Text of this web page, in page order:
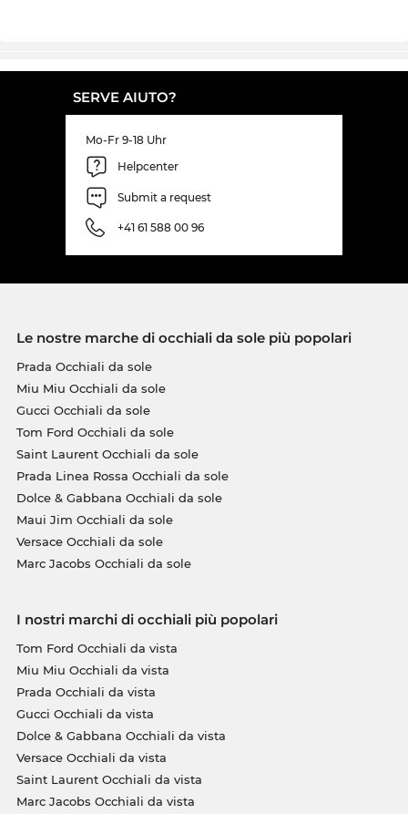
SERVE AIUTO?
Mo-Fr 9-18 Uhr
Helpcenter
Submit a request
+41 61 588 00 96
Le nostre marche di occhiali da sole più popolari
Prada Occhiali da sole
Miu Miu Occhiali da sole
Gucci Occhiali da sole
Tom Ford Occhiali da sole
Saint Laurent Occhiali da sole
Prada Linea Rossa Occhiali da sole
Dolce & Gabbana Occhiali da sole
Maui Jim Occhiali da sole
Versace Occhiali da sole
Marc Jacobs Occhiali da sole
I nostri marchi di occhiali più popolari
Tom Ford Occhiali da vista
Miu Miu Occhiali da vista
Prada Occhiali da vista
Gucci Occhiali da vista
Dolce & Gabbana Occhiali da vista
Versace Occhiali da vista
Saint Laurent Occhiali da vista
Marc Jacobs Occhiali da vista